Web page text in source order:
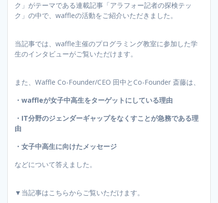
ク」がテーマである連載記事「アラフォー記者の探検テッ
ク」の中で、waffleの活動をご紹介いただきました。
当記事では、waffle主催のプログラミング教室に参加した学
生のインタビューがご覧いただけます。
また、Waffle Co-Founder/CEO 田中とCo-Founder 斎藤は、
・waffleが女子中高生をターゲットにしている理由
・IT分野のジェンダーギャップをなくすことが急務である理
由
・女子中高生に向けたメッセージ
などについて答えました。
▼当記事はこちらからご覧いただけます。